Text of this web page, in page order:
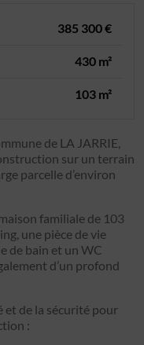
385 300 €
430 m²
103 m²
de LA JARRIE,
sur un terrain
parcelle d’environ
familiale de 103
une pièce de vie
de bain et un WC
d’un profond
et de la sécurité pour
: